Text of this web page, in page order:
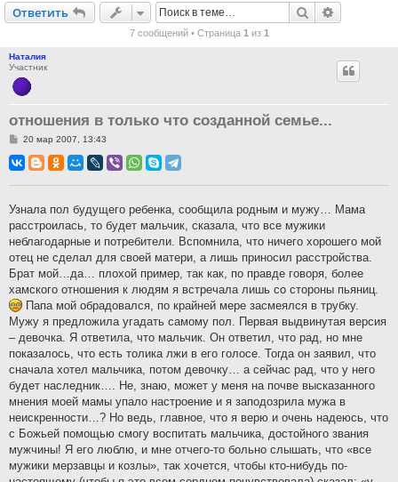
Ответить
Ответить Поиск
7 сообщений • Страница 1 из 1
Наталия
Участник
отношения в только что созданной семье...
С
о
б
и
е
20 мар 2007, 13:43
Узнала пол будущего ребенка, сообщила родным и мужу… Мама
расстроилась, то будет мальчик, сказала, что все мужики
неблагодарные и потребители. Вспомнила, что ничего хорошего мой
отец не сделал для своей матери, а лишь приносил расстройства.
Брат мой…да… плохой пример, так как, по правде говоря, более
хамского отношения к людям я встречала лишь со стороны пьяниц.
Папа мой обрадовался, по крайней мере засмеялся в трубку.
Мужу я предложила угадать самому пол. Первая выдвинутая версия
– девочка. Я ответила, что мальчик. Он ответил, что рад, но мне
показалось, что есть толика лжи в его голосе. Тогда он заявил, что
сначала хотел мальчика, потом девочку… а сейчас рад, что у него
будет наследник…. Не, знаю, может у меня на почве высказанного
мнения моей мамы упало настроение и я заподозрила мужа в
неискренности…? Но ведь, главное, что я верю и очень надеюсь, что
с Божьей помощью смогу воспитать мальчика, достойного звания
мужчины! Я его люблю, и мне отчего-то больно слышать, что «все
мужики мерзавцы и козлы», так хочется, чтобы кто-нибудь по-